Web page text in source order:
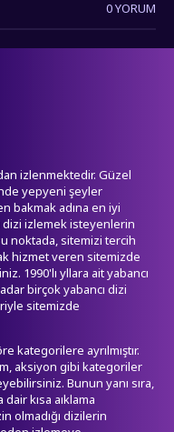
0 YORUM
izlenmektedir. Güzel
yepyeni şeyler
bakmak adına en iyi
dizi izlemek isteyenlerin
noktada, sitemizi tercih
hizmet veren sitemizde
1990'lı yllara ait yabancı
birçok yabancı dizi
sitemizde
kategorilere ayrılmıştır.
aksiyon gibi kategoriler
Bunun yanı sıra,
kısa aıklama
olmadığı dizilerin